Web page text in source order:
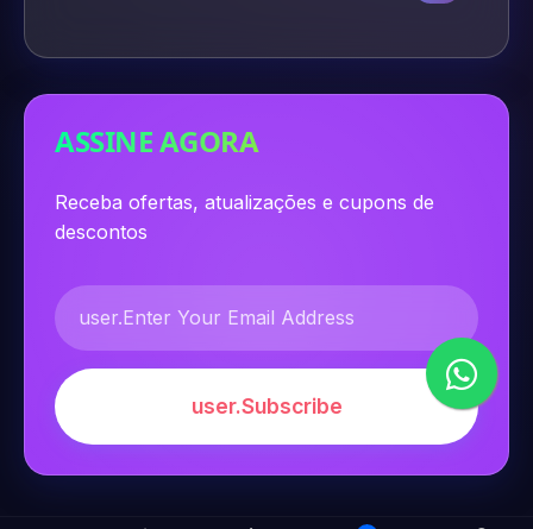
ASSINE AGORA
Receba ofertas, atualizações e cupons de
descontos
user.Subscribe